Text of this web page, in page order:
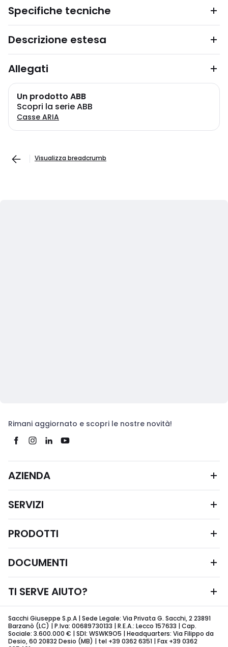
Specifiche tecniche
Descrizione estesa
Allegati
Un prodotto ABB
Scopri la serie ABB
Casse ARIA
Visualizza breadcrumb
Rimani aggiornato e scopri le nostre novità!
AZIENDA
SERVIZI
PRODOTTI
DOCUMENTI
TI SERVE AIUTO?
Sacchi Giuseppe S.p.A | Sede Legale: Via Privata G. Sacchi, 2 23891
Barzanò (LC) | P.Iva: 00689730133 | R.E.A.: Lecco 157633 | Cap.
Sociale: 3.600.000 € | SDI: WSWK9O5 | Headquarters: Via Filippo da
Desio, 60 20832 Desio (MB) | tel +39 0362 6351 | Fax +39 0362